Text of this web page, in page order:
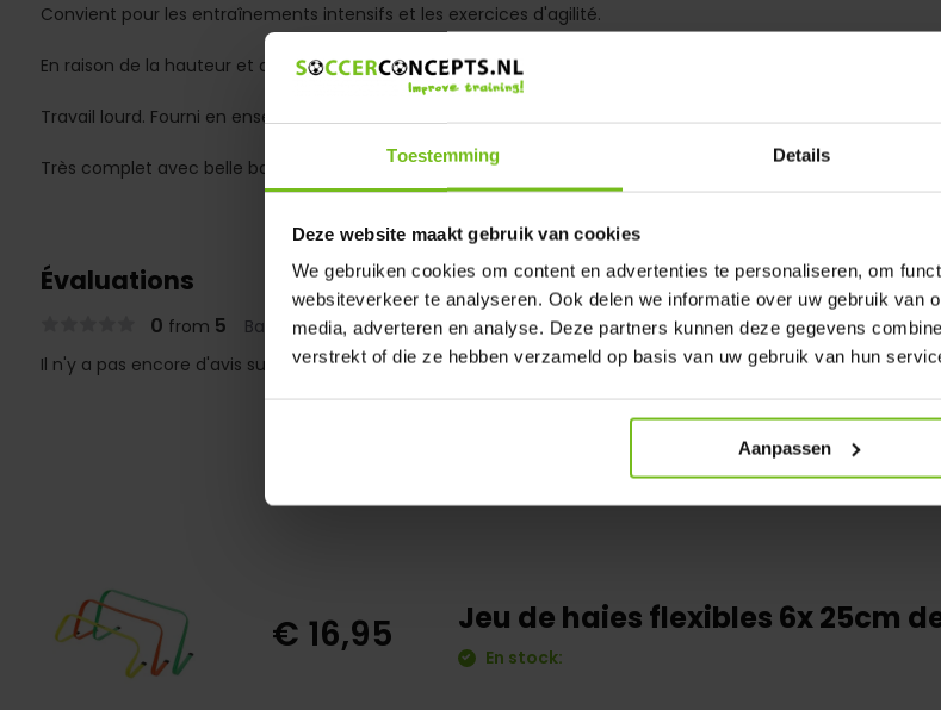
Toestemming Details
Deze website maakt gebruik van cookies
We gebruiken cookies om content en advertenties te personaliseren, om
websiteverkeer te analyseren. Ook delen we informatie over uw gebruik van
media, adverteren en analyse. Deze partners kunnen deze gegevens
verstrekt of die ze hebben verzameld op basis van uw gebruik van hun
Aanpassen
Convient pour les entraînements intensifs et les exercices d'agilité.
En raison de la hauteur et du matériau flexible, convient également aux jeunes joueurs.
Travail lourd. Fourni en ensembles de 6 pièces de couleur jaune foncé
Très complet avec belle bandoulière de transport
Évaluations
0 from 5 Based on 0 reviews
Il n'y a pas encore d'avis sur ce produit..
€ 16,95 Jeu de haies flexibles 6x 25cm
En stock: